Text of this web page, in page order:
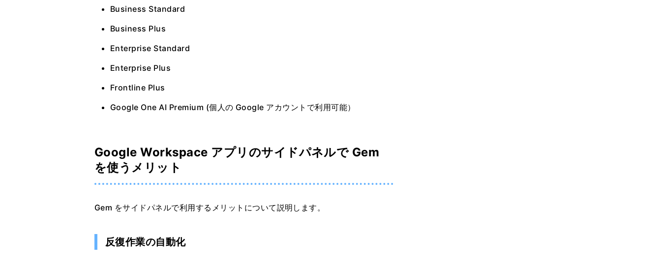
Business Standard
Business Plus
Enterprise Standard
Enterprise Plus
Frontline Plus
Google One AI Premium (個人の Google アカウントで利用可能）
Google Workspace アプリのサイドパネルで Gem
を使うメリット
Gem をサイドパネルで利用するメリットについて説明します。
反復作業の自動化